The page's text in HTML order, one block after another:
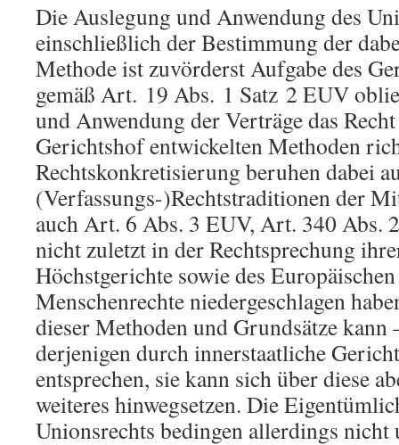
Die Auslegung und Anwendung des
einschließlich der Bestimmung der
Methode ist zuvörderst Aufgabe des
gemäß Art. 19 Abs. 1 Satz 2 EUV
und Anwendung der Verträge das
Gerichtshof entwickelten Methoden
Rechtskonkretisierung beruhen dabei
(Verfassungs-)Rechtstraditionen der
auch Art. 6 Abs. 3 EUV, Art. 340 Abs.
nicht zuletzt in der Rechtsprechung
Höchstgerichte sowie des
Menschenrechte niedergeschlagen
dieser Methoden und Grundsätze kann
derjenigen durch innerstaatliche
entsprechen, sie kann sich über diese
weiteres hinwegsetzen. Die
Unionsrechts bedingen allerdings nicht